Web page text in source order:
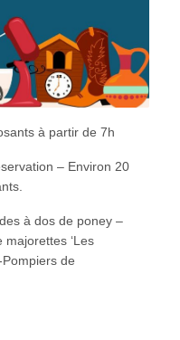
à partir de 7h
– Environ 20
à dos de poney –
‘Les
de